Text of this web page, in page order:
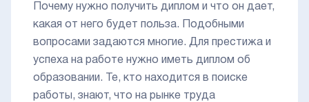
Почему нужно получить диплом и что он дает,
какая от него будет польза. Подобными
вопросами задаются многие. Для престижа и
успеха на работе нужно иметь диплом об
образовании. Те, кто находится в поиске
работы, знают, что на рынке труда